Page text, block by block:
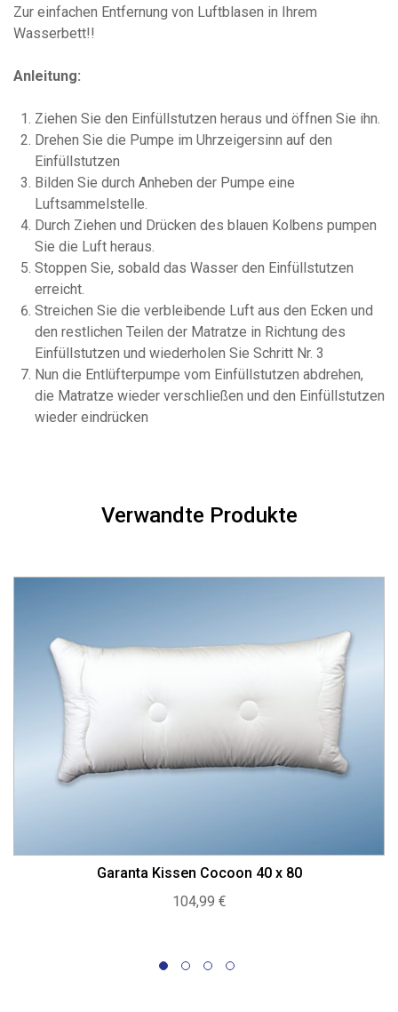
Zur einfachen Entfernung von Luftblasen in Ihrem
Wasserbett!!
Anleitung:
Ziehen Sie den Einfüllstutzen heraus und öffnen Sie ihn.
Drehen Sie die Pumpe im Uhrzeigersinn auf den
Einfüllstutzen
Bilden Sie durch Anheben der Pumpe eine
Luftsammelstelle.
Durch Ziehen und Drücken des blauen Kolbens pumpen
Sie die Luft heraus.
Stoppen Sie, sobald das Wasser den Einfüllstutzen
erreicht.
Streichen Sie die verbleibende Luft aus den Ecken und
den restlichen Teilen der Matratze in Richtung des
Einfüllstutzen und wiederholen Sie Schritt Nr. 3
Nun die Entlüfterpumpe vom Einfüllstutzen abdrehen,
die Matratze wieder verschließen und den Einfüllstutzen
wieder eindrücken
Verwandte Produkte
Garanta Kissen Cocoon 40 x 80
104,99 €